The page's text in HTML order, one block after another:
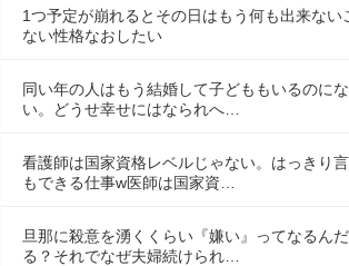
1つ予定が崩れるとその日はもう何も出来ない
ない性格なおしたい
同い年の人はもう結婚して子どももいるのに
い。どうせ幸せにはなられへ…
看護師は国家資格レベルじゃない。はっきり
もできる仕事w医師は国家資…
旦那に殺意を湧くくらい『嫌い』ってなるん
る？それでなぜ夫婦続けられ…